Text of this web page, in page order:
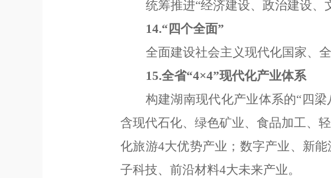
统筹推进“经济建设、政治建设、
14.“ 四个全面”
全面建设社会主义现代化国家、
15.全省“4×4”现代化产业体系
构建湖南现代化产业体系的“四梁
含现代石化、绿色矿业、食品加工、
化旅游4大优势产业； 数字产业、 新能
子科技、前沿材料4大未来产业。